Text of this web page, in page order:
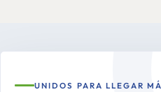
UNIDOS PARA LLEGAR